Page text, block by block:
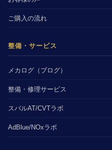
ご購入の流れ
整備・サービス
メカログ（ブログ）
整備・修理サービス
スバルAT/CVTラボ
AdBlue/NOxラボ